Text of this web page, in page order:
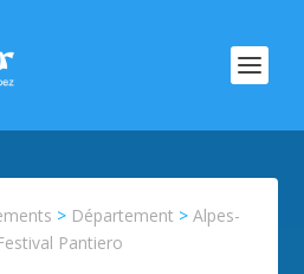
> Département >Alpes-
Pantiero